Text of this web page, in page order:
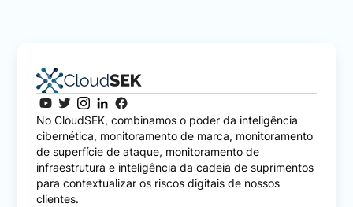
No CloudSEK, combinamos o poder da inteligência
cibernética, monitoramento de marca, monitoramento
de superfície de ataque, monitoramento de
infraestrutura e inteligência da cadeia de suprimentos
para contextualizar os riscos digitais de nossos
clientes.